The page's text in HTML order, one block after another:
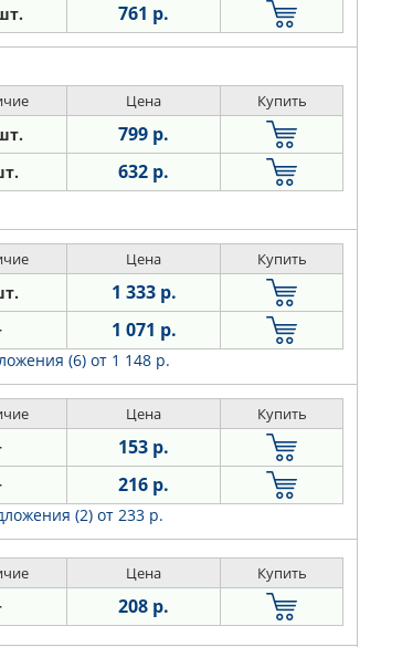
761 р.
Цена Купить
799 р.
632 р.
Цена Купить
1 333 р.
1 071 р.
(6) от 1 148 р.
Цена Купить
153 р.
216 р.
(2) от 233 р.
Цена Купить
208 р.